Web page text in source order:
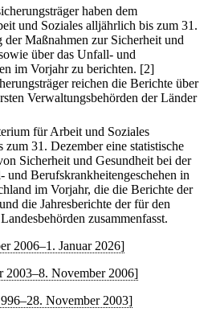
haben dem
und Soziales alljährlich bis zum 31.
Maßnahmen zur Sicherheit und
über das Unfall- und
im Vorjahr zu berichten. [2]
reichen die Berichte über
Verwaltungsbehörden der Länder
für Arbeit und Soziales
31. Dezember eine statistische
Sicherheit und Gesundheit bei der
und Berufskrankheitengeschehen in
im Vorjahr, die die Berichte der
die Jahresberichte der für den
zusammenfasst.
2006–1. Januar 2026]
2003–8. November 2006]
November 2003]